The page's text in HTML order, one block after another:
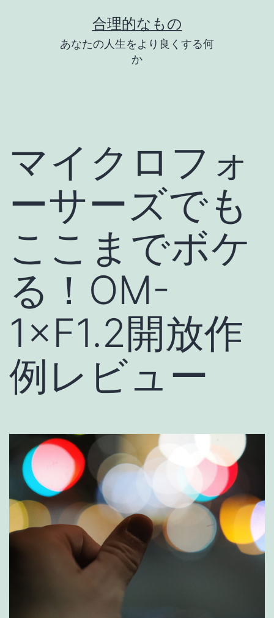
合理的なもの
あなたの人生をより良くする何
か
マイクロフォ
ーサーズでも
ここまでボケ
る！OM-
1×F1.2開放作
例レビュー